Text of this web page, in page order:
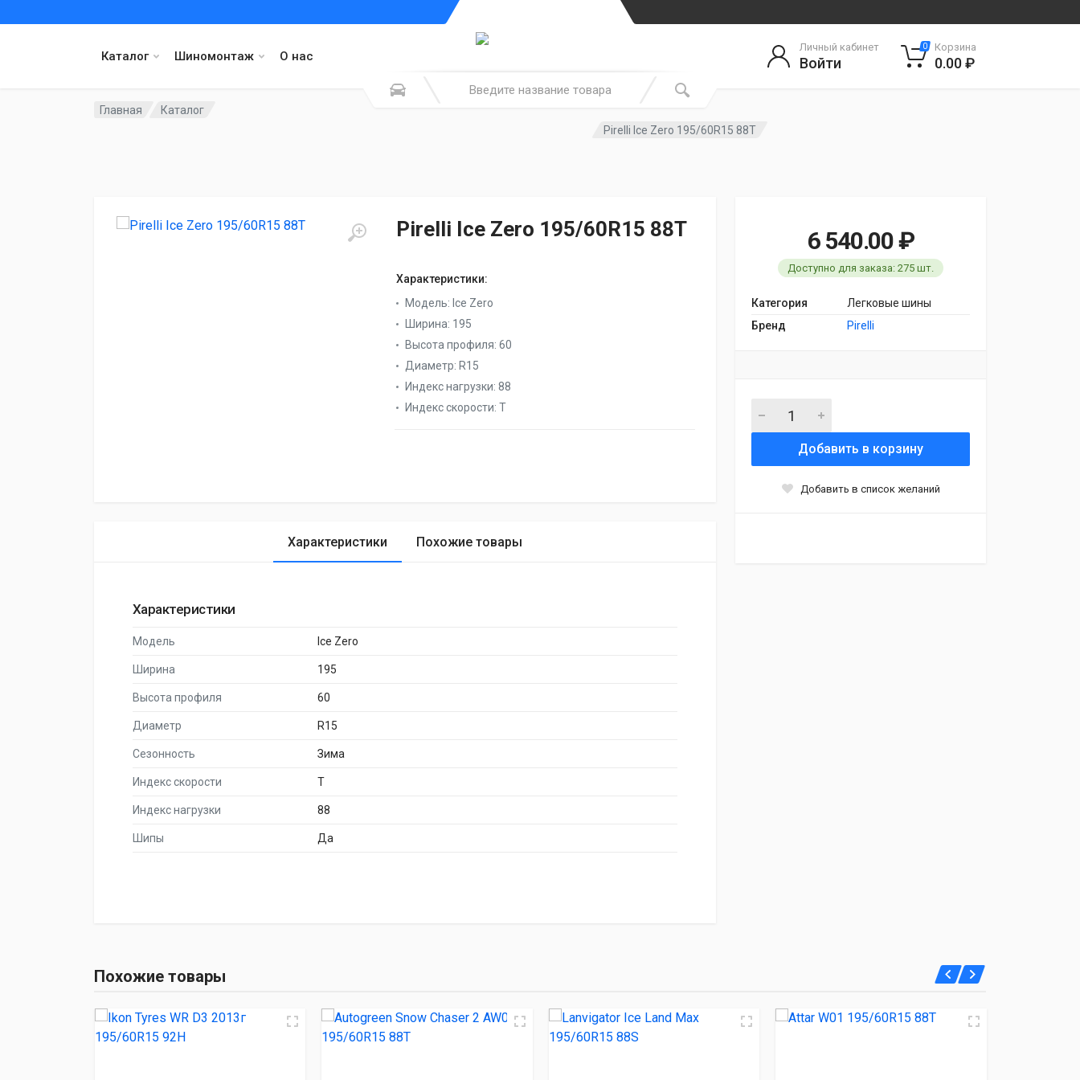
Каталог Шиномонтаж О нас
Личный кабинет
Войти
0 Корзина
0.00 ₽
Главная
Каталог
Pirelli Ice Zero 195/60R15 88T
Pirelli Ice Zero 195/60R15 88T
Характеристики:
Модель: Ice Zero
Ширина: 195
Высота профиля: 60
Диаметр: R15
Индекс нагрузки: 88
Индекс скорости: T
6 540.00 ₽
Доступно для заказа: 275 шт.
Категория
Легковые шины
Бренд
Pirelli
Добавить в корзину
Добавить в список желаний
Характеристики Похожие товары
Характеристики
Модель Ice Zero
Ширина 195
Высота профиля 60
Диаметр R15
Сезонность Зима
Индекс скорости T
Индекс нагрузки 88
Шипы Да
Lanvigator Ice Land Max 195/60R15 88S
Похожие товары